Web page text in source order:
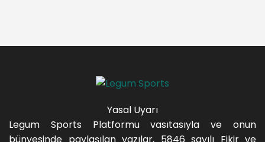
Yasal Uyarı
Legum Sports Platformu vasıtasıyla ve onun